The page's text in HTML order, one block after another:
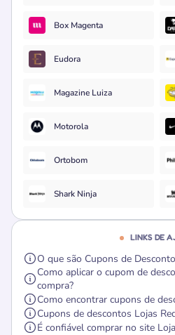
Box Magenta
Eudora
Magazine Luiza
Motorola
Ortobom
Shark Ninja
LINKS DE
O que são Cupons de
Como aplicar o cupom de
compra?
Como encontrar cupons de
Cupons de descontos Lojas
É confiável comprar no site